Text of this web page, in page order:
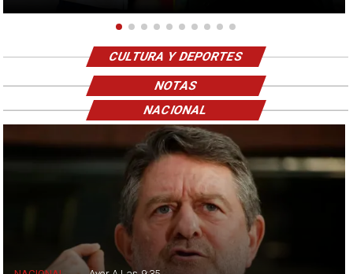
CULTURA Y DEPORTES
NOTAS
NACIONAL